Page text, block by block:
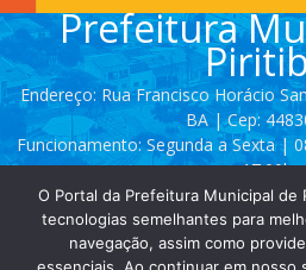
Prefeitura
Endereço: Rua Francisco Horácio
BA | Cep:
Funcionamento: Segunda a Sexta |
17:00h
Telefone: (74) 3628 -
O Portal da Prefeitura Municipal de
tecnologias semelhantes para
navegação, assim como